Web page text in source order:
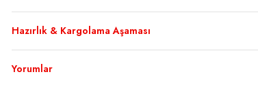
Hazırlık & Kargolama Aşaması
Yorumlar